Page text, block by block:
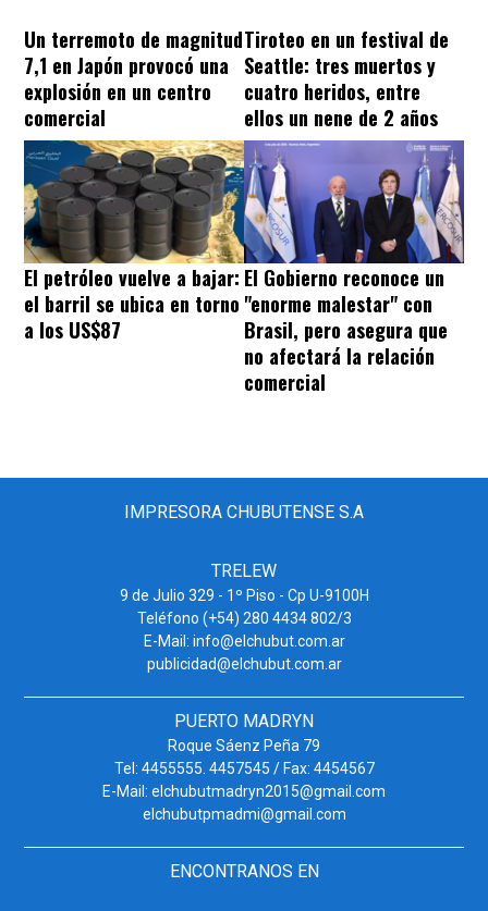
Un terremoto de magnitud
7,1 en Japón provocó una
explosión en un centro
comercial
Tiroteo en un festival de
Seattle: tres muertos y
cuatro heridos, entre
ellos un nene de 2 años
El petróleo vuelve a bajar:
el barril se ubica en torno
a los US$87
El Gobierno reconoce un
"enorme malestar" con
Brasil, pero asegura que
no afectará la relación
comercial
IMPRESORA CHUBUTENSE S.A
TRELEW
9 de Julio 329 - 1º Piso - Cp U-9100H
Teléfono (+54) 280 4434 802/3
E-Mail: info@elchubut.com.ar
publicidad@elchubut.com.ar
PUERTO MADRYN
Roque Sáenz Peña 79
Tel: 4455555. 4457545 / Fax: 4454567
E-Mail: elchubutmadryn2015@gmail.com
elchubutpmadmi@gmail.com
ENCONTRANOS EN